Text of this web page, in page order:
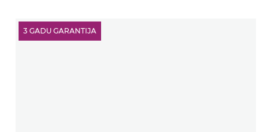
3 GADU GARANTIJA